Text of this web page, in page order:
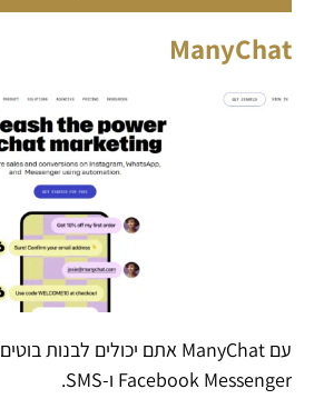
ManyChat
Facebook Messenger ו-SMS.